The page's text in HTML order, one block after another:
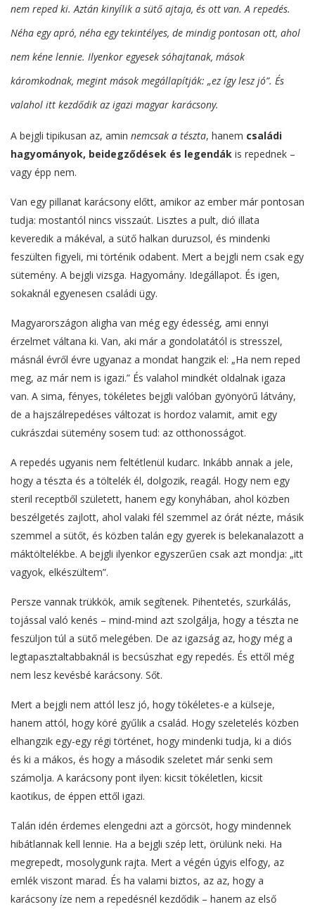
nem reped ki. Aztán kinyílik a sütő ajtaja, és ott van. A repedés.
Néha egy apró, néha egy tekintélyes, de mindig pontosan ott, ahol
nem kéne lennie. Ilyenkor egyesek sóhajtanak, mások
káromkodnak, megint mások megállapítják: „ez így lesz jó”. És
valahol itt kezdődik az igazi magyar karácsony.
A bejgli tipikusan az, amin nemcsak a tészta, hanem családi
hagyományok, beidegződések és legendák is repednek –
vagy épp nem.
Van egy pillanat karácsony előtt, amikor az ember már pontosan
tudja: mostantól nincs visszaút. Lisztes a pult, dió illata
keveredik a mákéval, a sütő halkan duruzsol, és mindenki
feszülten figyeli, mi történik odabent. Mert a bejgli nem csak egy
sütemény. A bejgli vizsga. Hagyomány. Idegállapot. És igen,
sokaknál egyenesen családi ügy.
Magyarországon aligha van még egy édesség, ami ennyi
érzelmet váltana ki. Van, aki már a gondolatától is stresszel,
másnál évről évre ugyanaz a mondat hangzik el: „Ha nem reped
meg, az már nem is igazi.” És valahol mindkét oldalnak igaza
van. A sima, fényes, tökéletes bejgli valóban gyönyörű látvány,
de a hajszálrepedéses változat is hordoz valamit, amit egy
cukrászdai sütemény sosem tud: az otthonosságot.
A repedés ugyanis nem feltétlenül kudarc. Inkább annak a jele,
hogy a tészta és a töltelék él, dolgozik, reagál. Hogy nem egy
steril receptből született, hanem egy konyhában, ahol közben
beszélgetés zajlott, ahol valaki fél szemmel az órát nézte, másik
szemmel a sütőt, és közben talán egy gyerek is belekanalazott a
máktöltelékbe. A bejgli ilyenkor egyszerűen csak azt mondja: „itt
vagyok, elkészültem”.
Persze vannak trükkök, amik segítenek. Pihentetés, szurkálás,
tojással való kenés – mind-mind azt szolgálja, hogy a tészta ne
feszüljon túl a sütő melegében. De az igazság az, hogy még a
legtapasztaltabbaknál is becsúszhat egy repedés. És ettől még
nem lesz kevésbé karácsony. Sőt.
Mert a bejgli nem attól lesz jó, hogy tökéletes-e a külseje,
hanem attól, hogy köré gyűlik a család. Hogy szeletelés közben
elhangzik egy-egy régi történet, hogy mindenki tudja, ki a diós
és ki a mákos, és hogy a második szeletet már senki sem
számolja. A karácsony pont ilyen: kicsit tökéletlen, kicsit
kaotikus, de éppen ettől igazi.
Talán idén érdemes elengedni azt a görcsöt, hogy mindennek
hibátlannak kell lennie. Ha a bejgli szép lett, örülünk neki. Ha
megrepedt, mosolygunk rajta. Mert a végén úgyis elfogy, az
emlék viszont marad. És ha valami biztos, az az, hogy a
karácsony íze nem a repedésnél kezdődik – hanem az első